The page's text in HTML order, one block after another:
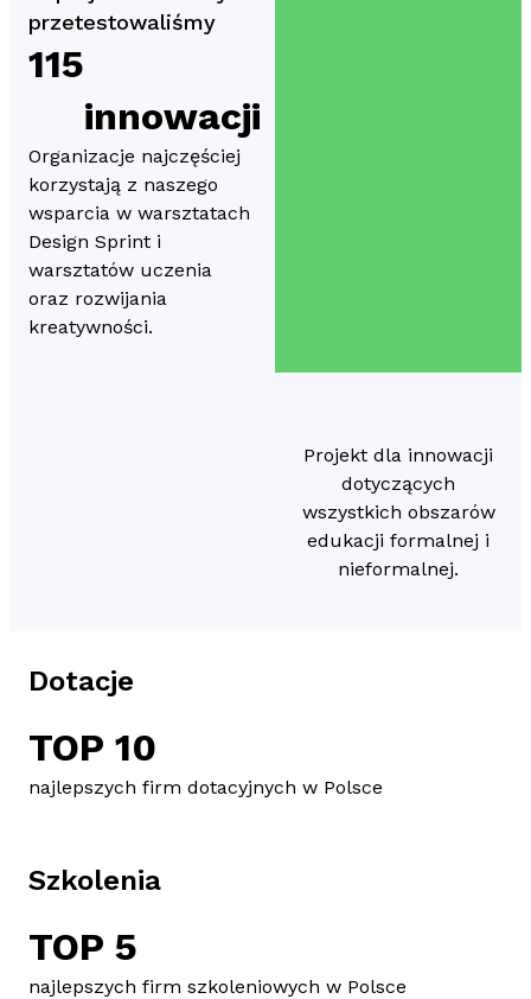
przetestowaliśmy
115
innowacji
Organizacje najczęściej
korzystają z naszego
wsparcia w warsztatach
Design Sprint i
warsztatów uczenia
oraz rozwijania
kreatywności.
Projekt dla innowacji
dotyczących
wszystkich obszarów
edukacji formalnej i
nieformalnej.
Dotacje
TOP 10
najlepszych firm dotacyjnych w Polsce
Szkolenia
TOP 5
najlepszych firm szkoleniowych w Polsce